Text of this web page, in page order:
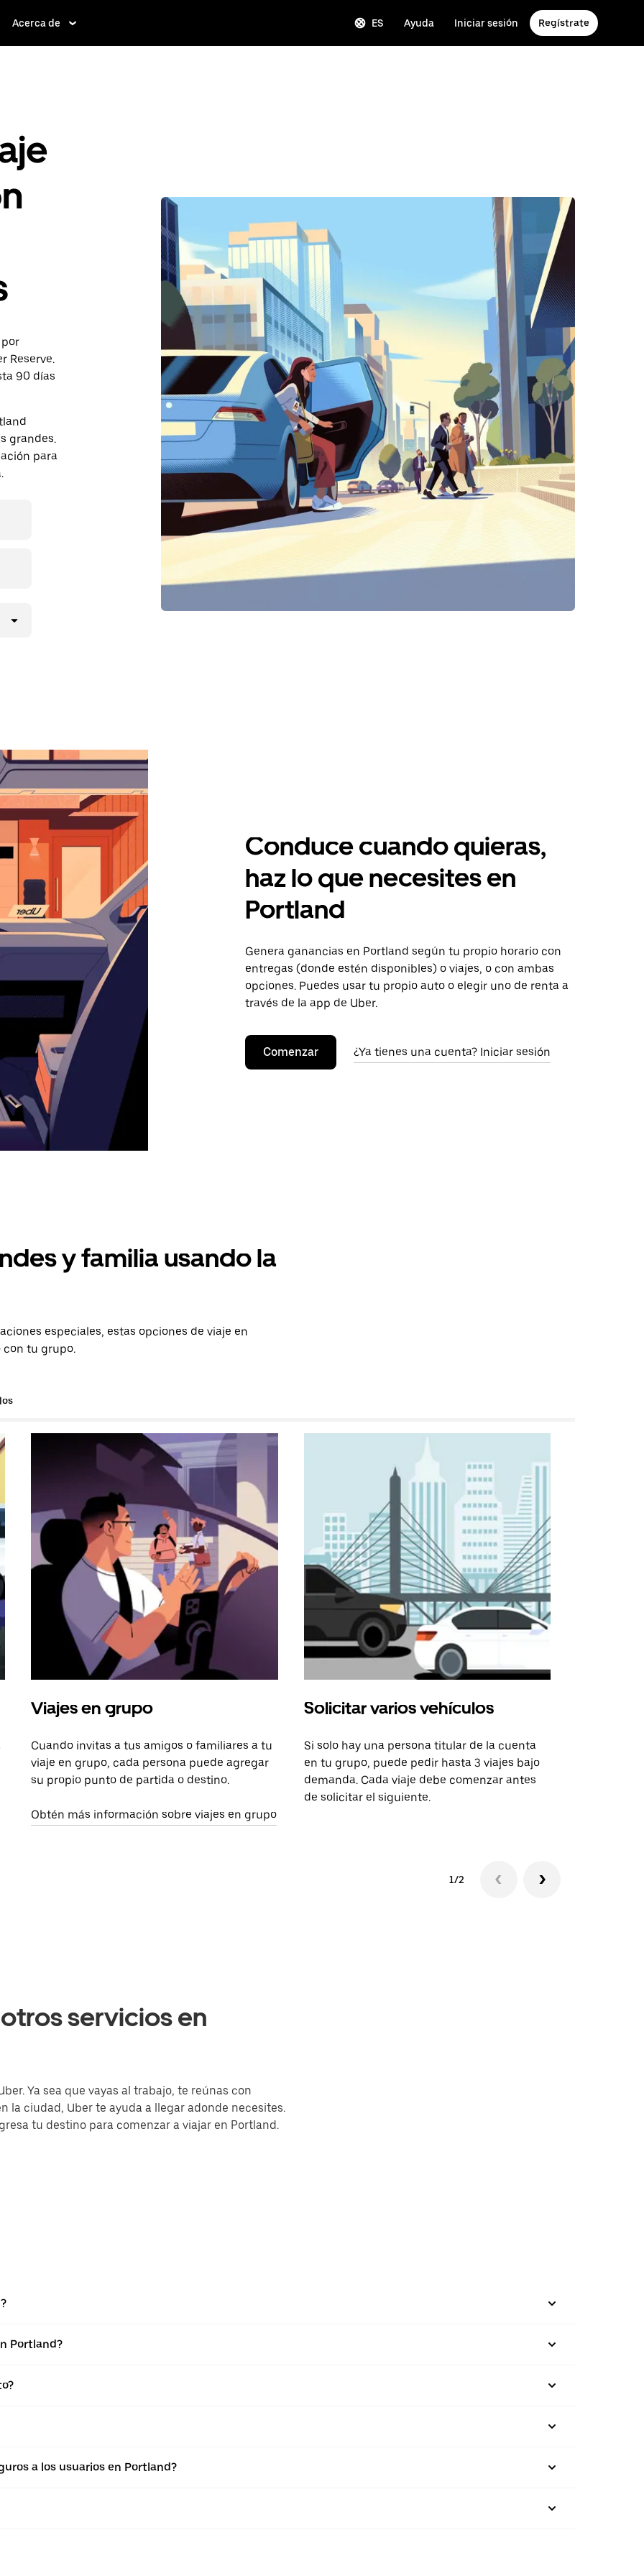
Acerca de ES Ayuda Iniciar sesión Regístrate
Reserve.
90 días
grandes.
para
Conduce cuando quieras,
haz lo que necesites en
Portland
Genera ganancias en Portland según tu propio horario con
entregas (donde estén disponibles) o viajes, o con ambas
opciones. Puedes usar tu propio auto o elegir uno de renta a
través de la app de Uber.
Comenzar ¿Ya tienes una cuenta? Iniciar sesión
y familia usando la
especiales, estas opciones de viaje en
con tu grupo.
Viajes en grupo
Cuando invitas a tus amigos o familiares a tu
viaje en grupo, cada persona puede agregar
su propio punto de partida o destino.
Obtén más información sobre viajes en grupo
Solicitar varios vehículos
Si solo hay una persona titular de la cuenta
en tu grupo, puede pedir hasta 3 viajes bajo
demanda. Cada viaje debe comenzar antes
de solicitar el siguiente.
1/2
servicios en
Ya sea que vayas al trabajo, te reúnas con
la ciudad, Uber te ayuda a llegar adonde necesites.
tu destino para comenzar a viajar en Portland.
Portland?
a los usuarios en Portland?